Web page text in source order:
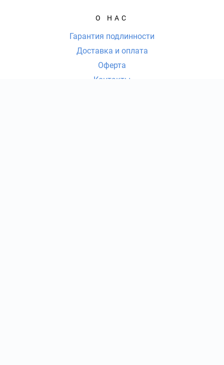
О НАС
Гарантия подлинности
Доставка и оплата
Оферта
Контакты